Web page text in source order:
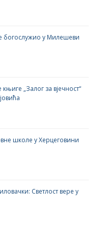
богослужио у Милешеви
„Залог за вјечност“
школе у Херцеговини
Светлост вере у